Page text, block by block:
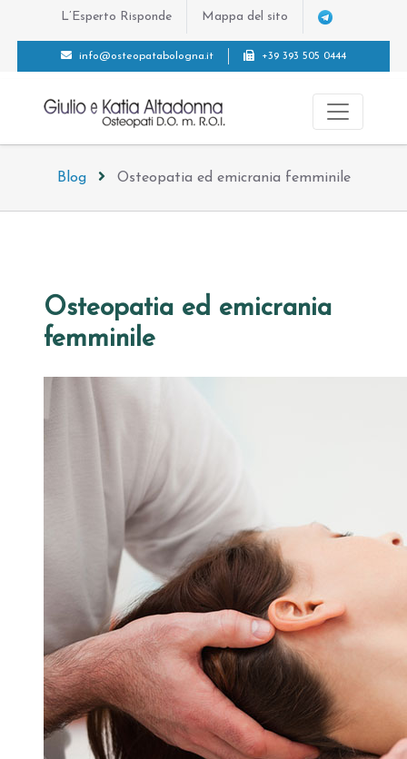
L’Esperto Risponde Mappa del sito Telegram
info@osteopatabologna.it +39 393 505 0444
Blog Osteopatia ed emicrania femminile
Osteopatia ed emicrania
femminile